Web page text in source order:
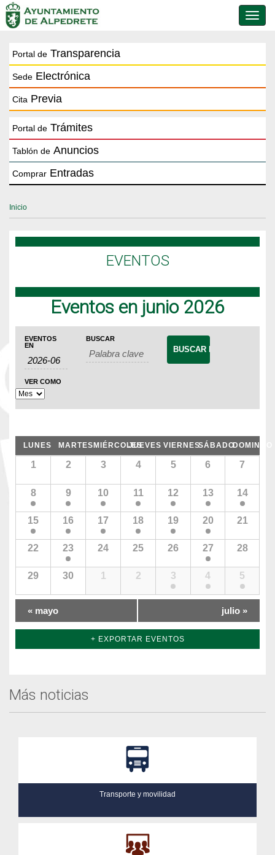
de
Portal de Transparencia
Sede Electrónica
Cita Previa
Portal de Trámites
Tablón de Anuncios
Comprar Entradas
Inicio
EVENTOS
Eventos en junio 2026
Navegación
de
búsqueda
y
de
Eventos
Búsqueda
de
Eventos
EVENTOS
EN
BUSCAR
Navegación
de
vistas
de
Evento
VER COMO
Calendario
de
Eventos
Calendario
LUNES MARTES MIÉRCOLESJUEVES VIERNESSÁBADODOMINGO
1 2 3 4 5 6 7
8 9 10 11 12 13 14
15 16 17 18 19 20 21
22 23 24 25 26 27 28
29 30 1 2 3 4 5
« mayo julio »
+ EXPORTAR EVENTOS
Más noticias
Transporte y movilidad